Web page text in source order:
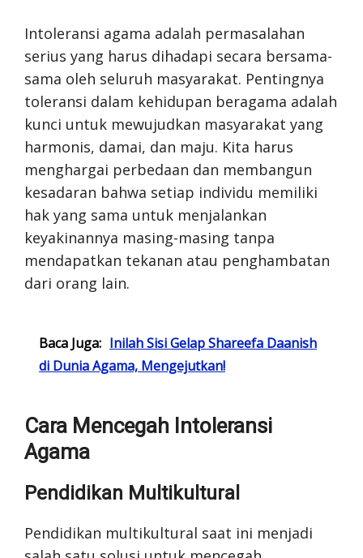
Intoleransi agama adalah permasalahan
serius yang harus dihadapi secara bersama-
sama oleh seluruh masyarakat. Pentingnya
toleransi dalam kehidupan beragama adalah
kunci untuk mewujudkan masyarakat yang
harmonis, damai, dan maju. Kita harus
menghargai perbedaan dan membangun
kesadaran bahwa setiap individu memiliki
hak yang sama untuk menjalankan
keyakinannya masing-masing tanpa
mendapatkan tekanan atau penghambatan
dari orang lain.
Baca Juga: Inilah Sisi Gelap Shareefa Daanish
di Dunia Agama, Mengejutkan!
Cara Mencegah Intoleransi
Agama
Pendidikan Multikultural
Pendidikan multikultural saat ini menjadi